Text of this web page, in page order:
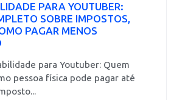
PARA YOUTUBER:
SOBRE IMPOSTOS,
PAGAR MENOS
para Youtuber: Quem
pessoa física pode pagar até